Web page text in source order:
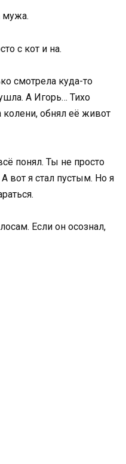
мужа.
с кот и на.
смотрела куда-то
А Игорь… Тихо
обнял её живот
понял. Ты не просто
вот я стал пустым. Но я
Если он осознал,